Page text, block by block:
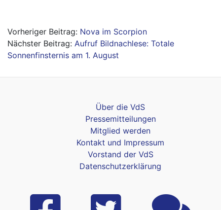
Beitragsnavigation
Nova im Scorpion
Aufruf Bildnachlese: Totale
Sonnenfinsternis am 1. August
Über die VdS
Pressemitteilungen
Mitglied werden
Kontakt und Impressum
Vorstand der VdS
Datenschutzerklärung